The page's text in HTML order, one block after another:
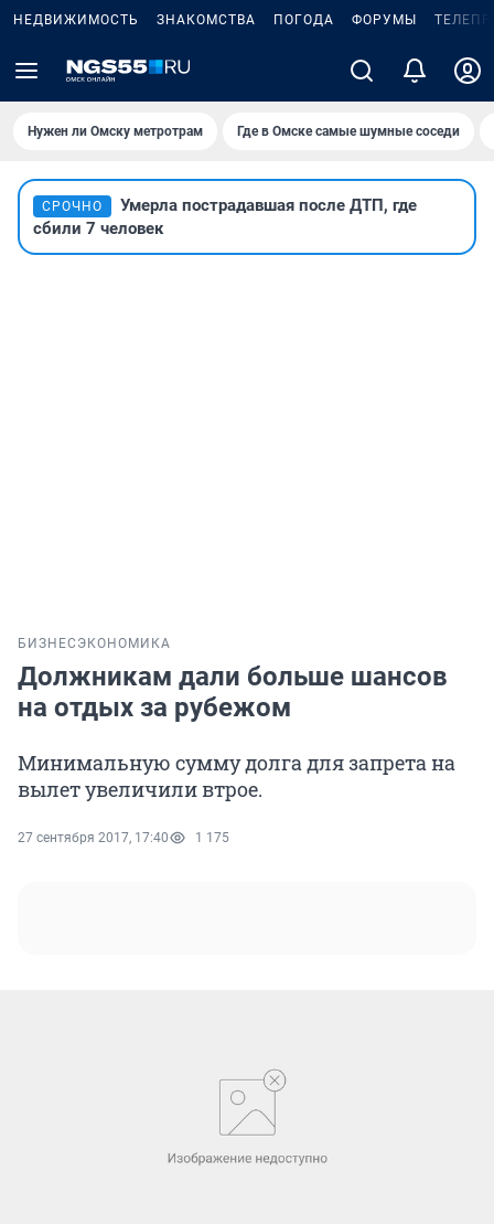
НЕДВИЖИМОСТЬ ЗНАКОМСТВА ПОГОДА ФОРУМЫ
Нужен ли Омску метротрам Где в Омске самые шумные соседи
СРОЧНО
Умерла пострадавшая после ДТП, где
сбили 7 человек
БИЗНЕС ЭКОНОМИКА
Должникам дали больше шансов
на отдых за рубежом
Минимальную сумму долга для запрета на
вылет увеличили втрое.
27 сентября 2017, 17:40 1 175